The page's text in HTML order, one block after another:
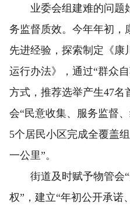
业委会组建难的问题
务监督质效。今年年初，
先进经验，探索制定《康
运行办法》，通过“群众
方式，推荐选举产生47名
会“民意收集、服务监督
5个居民小区完成全覆盖
一公里”。
街道及时赋予物管会“
权”，建立“年初公开承诺